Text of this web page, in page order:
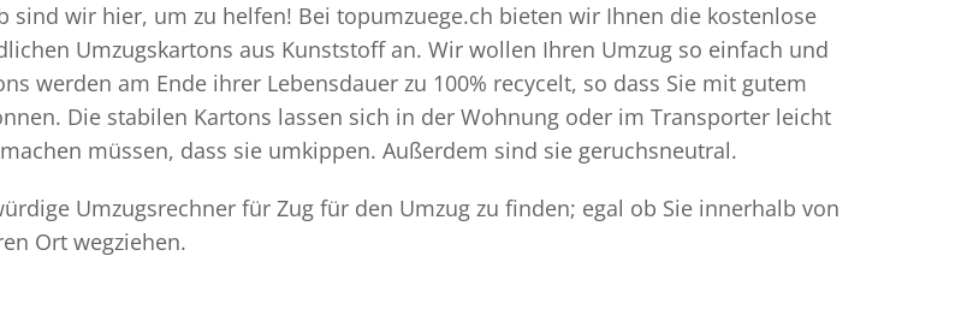
sind wir hier, um zu helfen! Bei topumzuege.ch bieten wir Ihnen die kostenlose
Umzugskartons aus Kunststoff an. Wir wollen Ihren Umzug so einfach und
werden am Ende ihrer Lebensdauer zu 100% recycelt, so dass Sie mit gutem
Die stabilen Kartons lassen sich in der Wohnung oder im Transporter leicht
müssen, dass sie umkippen. Außerdem sind sie geruchsneutral.
Umzugsrechner für Zug für den Umzug zu finden; egal ob Sie innerhalb von
Ort wegziehen.